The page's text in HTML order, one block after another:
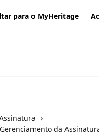
para o MyHeritage
da